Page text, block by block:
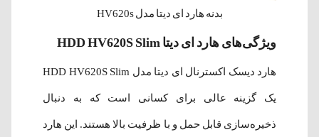
بدنه هارد ای دیتا مدل HV620s
ویژگی‌های هارد ای دیتا HDD HV620S Slim
هارد دیسک اکسترنال ای دیتا مدل HDD HV620S Slim
یک گزینه عالی برای کسانی است که به دنبال
ذخیره‌سازی قابل حمل و با ظرفیت بالا هستند. این هارد